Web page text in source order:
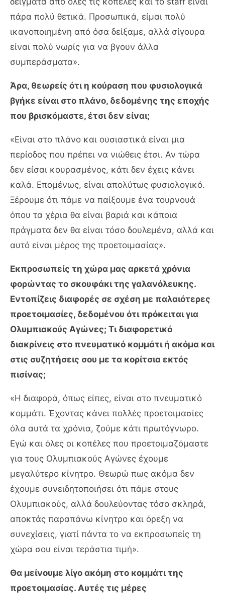
πάρα πολύ θετικά. Προσωπικά, είμαι πολύ
ικανοποιημένη από όσα δείξαμε, αλλά σίγουρα
είναι πολύ νωρίς για να βγουν άλλα
συμπεράσματα».
Άρα, θεωρείς ότι η κούραση που φυσιολογικά
βγήκε είναι στο πλάνο, δεδομένης της εποχής
που βρισκόμαστε, έτσι δεν είναι;
«Είναι στο πλάνο και ουσιαστικά είναι μια
περίοδος που πρέπει να νιώθεις έτσι. Αν τώρα
δεν είσαι κουρασμένος, κάτι δεν έχεις κάνει
καλά. Επομένως, είναι απολύτως φυσιολογικό.
Ξέρουμε ότι πάμε να παίξουμε ένα τουρνουά
όπου τα χέρια θα είναι βαριά και κάποια
πράγματα δεν θα είναι τόσο δουλεμένα, αλλά και
αυτό είναι μέρος της προετοιμασίας».
Εκπροσωπείς τη χώρα μας αρκετά χρόνια
φορώντας το σκουφάκι της γαλανόλευκης.
Εντοπίζεις διαφορές σε σχέση με παλαιότερες
προετοιμασίες, δεδομένου ότι πρόκειται για
Ολυμπιακούς Αγώνες; Τι διαφορετικό
διακρίνεις στο πνευματικό κομμάτι ή ακόμα και
στις συζητήσεις σου με τα κορίτσια εκτός
πισίνας;
«Η διαφορά, όπως είπες, είναι στο πνευματικό
κομμάτι. Έχοντας κάνει πολλές προετοιμασίες
όλα αυτά τα χρόνια, ζούμε κάτι πρωτόγνωρο.
Εγώ και όλες οι κοπέλες που προετοιμαζόμαστε
για τους Ολυμπιακούς Αγώνες έχουμε
μεγαλύτερο κίνητρο. Θεωρώ πως ακόμα δεν
έχουμε συνειδητοποιήσει ότι πάμε στους
Ολυμπιακούς, αλλά δουλεύοντας τόσο σκληρά,
αποκτάς παραπάνω κίνητρο και όρεξη να
συνεχίσεις, γιατί πάντα το να εκπροσωπείς τη
χώρα σου είναι τεράστια τιμή».
Θα μείνουμε λίγο ακόμη στο κομμάτι της
προετοιμασίας. Αυτές τις μέρες